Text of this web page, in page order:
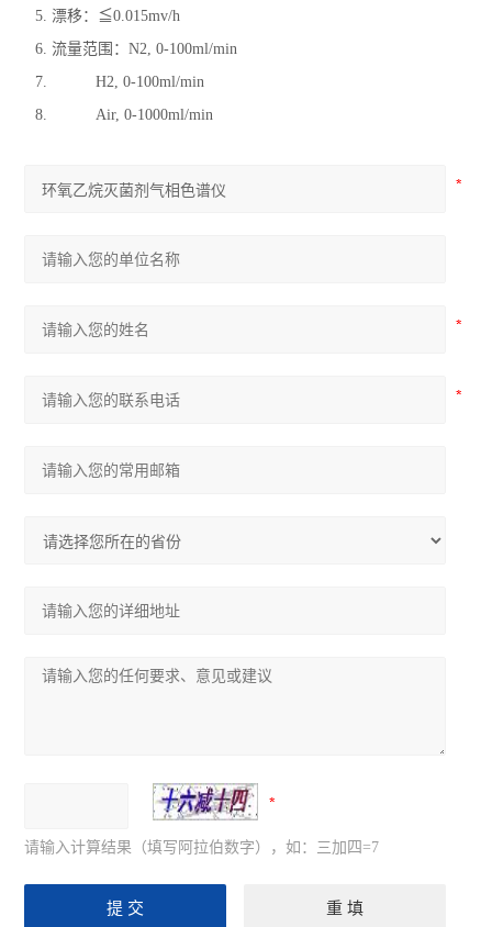
5.漂移： ≦0.015mv/h
6. 流量范围：N2, 0-100ml/min
7.
H2, 0-100ml/min
8.
Air, 0-1000ml/min
请输入计算结果（填写阿拉伯数字），如：三加四=7